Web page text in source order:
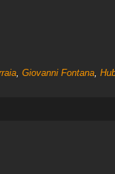
, Giovanni Fontana,